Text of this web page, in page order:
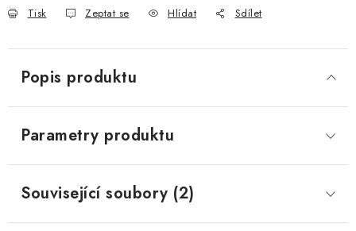
Tisk Zeptat se Hlídat Sdílet
Popis produktu
Parametry produktu
Související soubory (2)